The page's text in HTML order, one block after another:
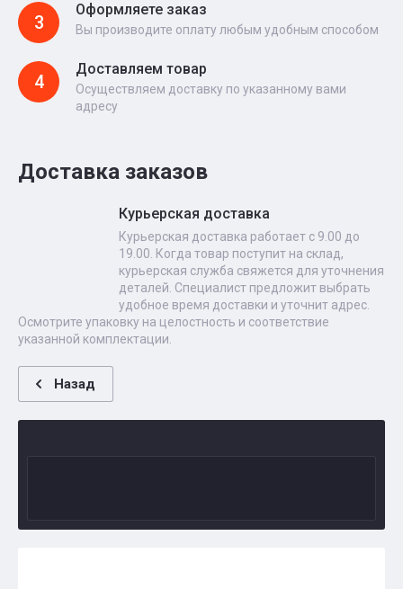
3
Оформляете заказ
Вы производите оплату любым удобным способом
4
Доставляем товар
Осуществляем доставку по указанному вами
адресу
Доставка заказов
Курьерская доставка
Курьерская доставка работает с 9.00 до
19.00. Когда товар поступит на склад,
курьерская служба свяжется для уточнения
деталей. Специалист предложит выбрать
удобное время доставки и уточнит адрес.
Осмотрите упаковку на целостность и соответствие
указанной комплектации.
Назад